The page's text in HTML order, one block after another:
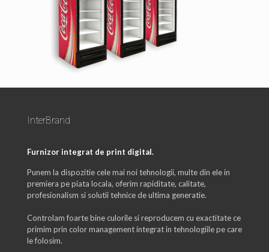
InterBrand
Furnizor integrat de print digital.
Punem la dispozitie cele mai noi tehnologii, multe din ele in
premiera pe piata locala, oferim rapiditate, calitate,
profesionalism si solutii tehnice de ultima generatie.
Controlam foarte bine culorile si reproducem cu exactitate ce
primim prin color management integrat in tehnologiile pe care
le folosim.